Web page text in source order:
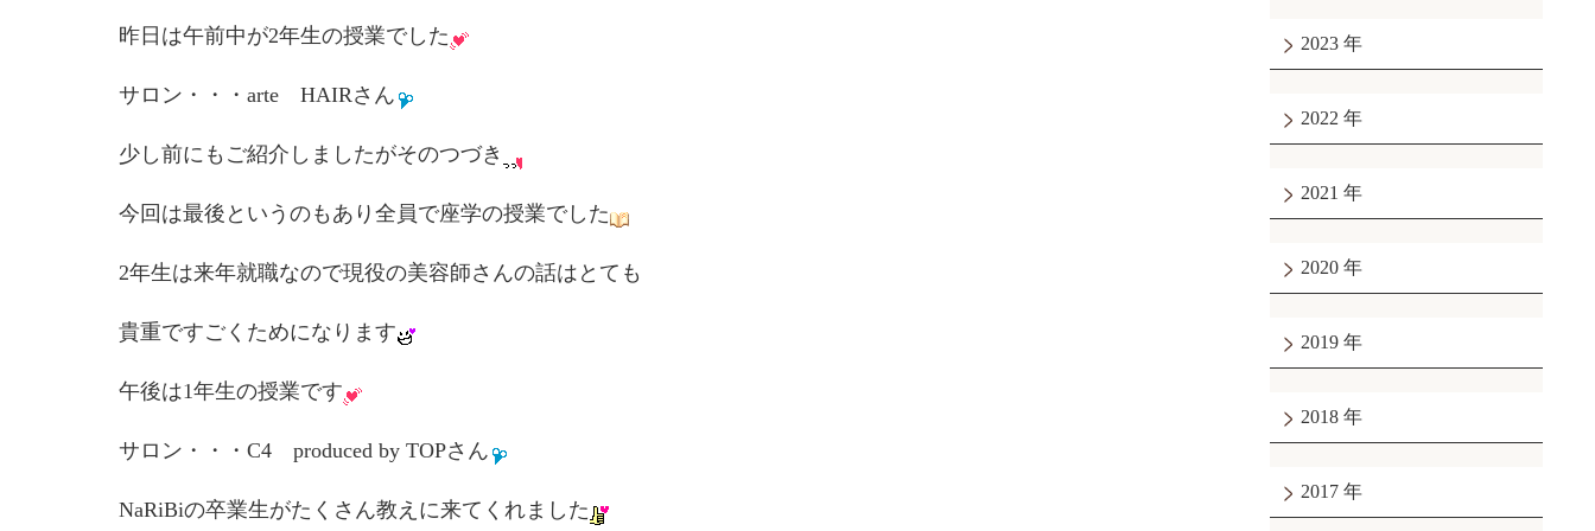
昨日は午前中が2年生の授業でした
サロン・・・arte HAIRさん
少し前にもご紹介しましたがそのつづき
今回は最後というのもあり全員で座学の授業でした
2年生は来年就職なので現役の美容師さんの話はとても
貴重ですごくためになります
午後は1年生の授業です
サロン・・・C4 produced by TOPさん
NaRiBiの卒業生がたくさん教えに来てくれました
2023
2022
2021
2020
2019
2018
2017